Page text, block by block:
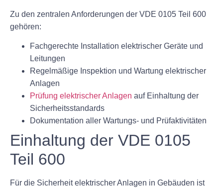
Zu den zentralen Anforderungen der VDE 0105 Teil 600
gehören:
Fachgerechte Installation elektrischer Geräte und
Leitungen
Regelmäßige Inspektion und Wartung elektrischer
Anlagen
Prüfung elektrischer Anlagen auf Einhaltung der
Sicherheitsstandards
Dokumentation aller Wartungs- und Prüfaktivitäten
Einhaltung der VDE 0105
Teil 600
Für die Sicherheit elektrischer Anlagen in Gebäuden ist